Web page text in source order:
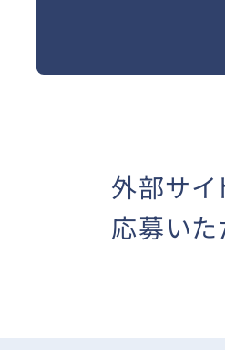
外部サイ
応募い